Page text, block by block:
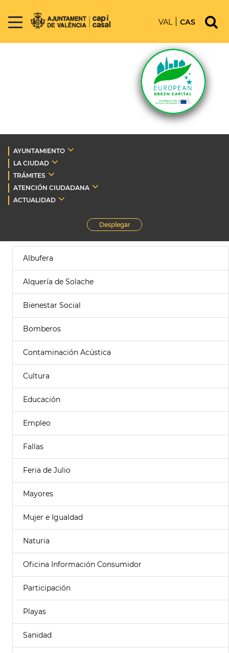
VAL CAS
AYUNTAMIENTO
LA CIUDAD
TRÁMITES
ATENCIÓN CIUDADANA
ACTUALIDAD
Desplegar
Albufera
Alquería de Solache
Bienestar Social
Bomberos
Contaminación Acústica
Cultura
Educación
Empleo
Fallas
Feria de Julio
Mayores
Mujer e Igualdad
Naturia
Oficina Información Consumidor
Participación
Playas
Sanidad